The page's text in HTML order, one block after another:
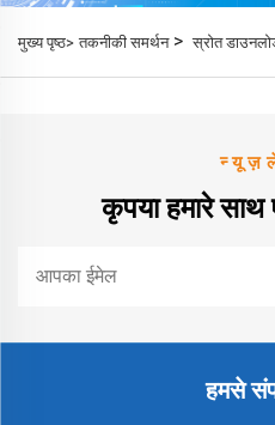
मुख्य पृष्ठ> तकनीकी समर्थन>स्रोत
कृपया हमारे
हमसे